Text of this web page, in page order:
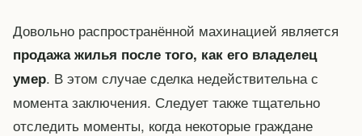
Довольно распространённой махинацией является
продажа жилья после того, как его владелец
умер. В этом случае сделка недействительна с
момента заключения. Следует также тщательно
отследить моменты, когда некоторые граждане